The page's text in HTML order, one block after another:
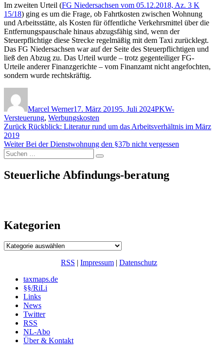
Im zweiten Urteil (FG Niedersachsen vom 05.12.2018, Az. 3 K
15/18) ging es um die Frage, ob Fahrtkosten zwischen Wohnung
und Arbeitsstätte, als Kosten für öffentliche Verkehrsmittel über die
Entfernungspauschale hinaus abzugsfähig sind, wenn der
Steuerpflichtige diese Strecke regelmäßig mit dem Taxi zurücklegt.
Das FG Niedersachsen war auf der Seite des Steuerpflichtigen und
ließ den Abzug zu. Das Urteil wurde – trotz gegenteiliger FG-
Urteile anderer Finanzgerichte – vom Finanzamt nicht angefochten,
sondern wurde rechtskräftig.
Marcel Werner17. März 20195. Juli 2024PKW-
Versteuerung, Werbungskosten
Beitragsnavigation
Zurück Vorheriger
Rückblick: Literatur rund um das Arbeitsverhältnis im März
2019
Weiter Nächster
Beitrag:
Bei der Dienstwohnung den §37b nicht vergessen
Suchen
nach:
Suchen
Steuerliche Abfindungs-beratung
Kategorien
Kategorien
RSS | Impressum | Datenschutz
taxmaps.de
§§/RiLi
Links
News
Twitter
RSS
NL-Abo
Über & Kontakt